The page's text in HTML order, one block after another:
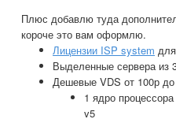
Плюс добавлю туда
короче это вам оформлю.
Лицензии ISP system
Выделенные сервера из
Дешевые VDS от 100р до
1 ядро
v5